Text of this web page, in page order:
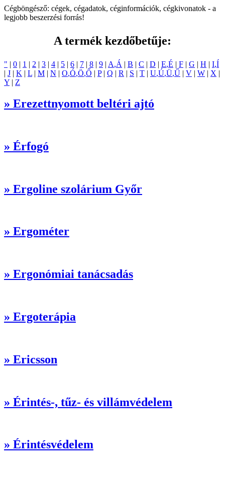
Cégböngésző: cégek, cégadatok, céginformációk, cégkivonatok - a
legjobb beszerzési forrás!
A termék kezdőbetűje:
" | 0 | 1 | 2 | 3 | 4 | 5 | 6 | 7 | 8 | 9 | A,Á | B | C | D | E,É | F | G | H | I,Í
| J | K | L | M | N | O,Ó,Ö,Ő | P| Q | R | S | T | U,Ú,Ü,Ű | V | W | X |
Y | Z
» Erezettnyomott beltéri ajtó
» Érfogó
» Ergoline szolárium Győr
» Ergométer
» Ergonómiai tanácsadás
» Ergoterápia
» Ericsson
» Érintés-, tűz- és villámvédelem
» Érintésvédelem